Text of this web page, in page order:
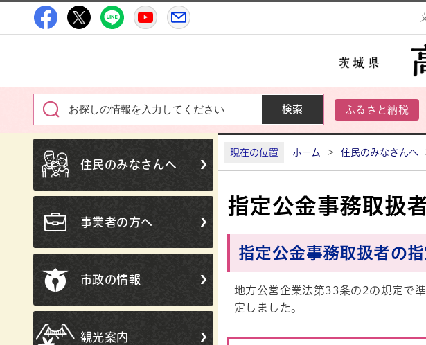
高萩市公式Facebook
高萩市公式X高萩市公式LINE
高萩市YouTube公式チャンネル
ふるさと納税
住民のみなさんへ
事業者の方へ
市政の情報
観光案内
現在の位置 ホーム > 住民のみなさんへ
指定公金事務取扱
指定公金事務取扱者の
地方公営企業法第33条の2の規定で
定しました。